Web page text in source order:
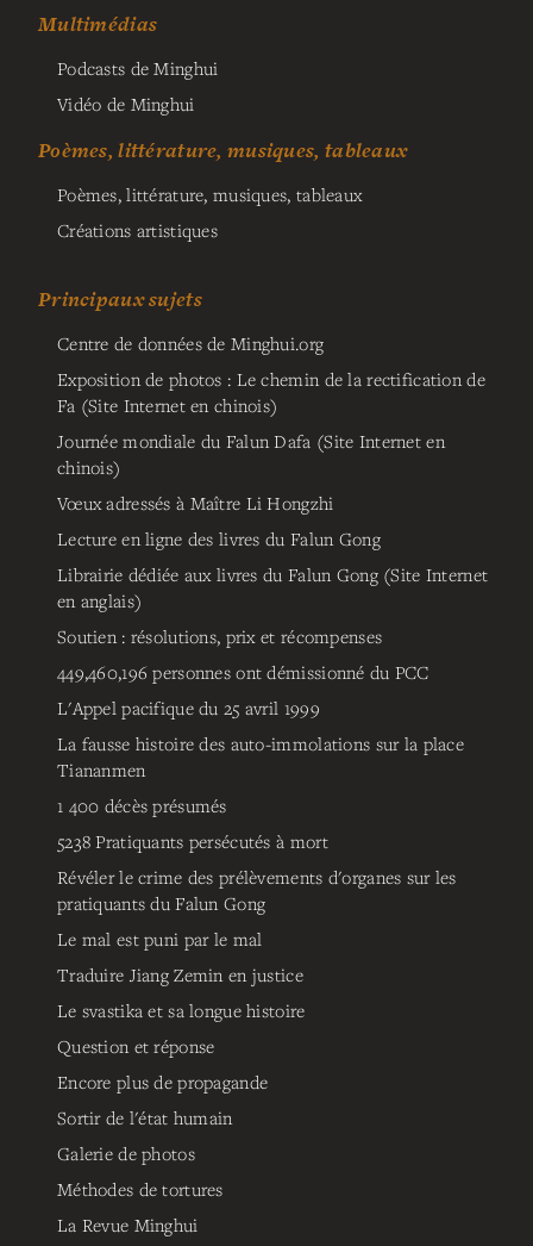
Multimédias
Podcasts de Minghui
Vidéo de Minghui
Poèmes, littérature, musiques, tableaux
Poèmes, littérature, musiques, tableaux
Créations artistiques
Principaux sujets
Centre de données de Minghui.org
Exposition de photos : Le chemin de la rectification de
Fa (Site Internet en chinois)
Journée mondiale du Falun Dafa (Site Internet en
chinois)
Vœux adressés à Maître Li Hongzhi
Lecture en ligne des livres du Falun Gong
Librairie dédiée aux livres du Falun Gong (Site Internet
en anglais)
Soutien : résolutions, prix et récompenses
449,460,196 personnes ont démissionné du PCC
L'Appel pacifique du 25 avril 1999
La fausse histoire des auto-immolations sur la place
Tiananmen
1 400 décès présumés
5238 Pratiquants persécutés à mort
Révéler le crime des prélèvements d'organes sur les
pratiquants du Falun Gong
Le mal est puni par le mal
Traduire Jiang Zemin en justice
Le svastika et sa longue histoire
Question et réponse
Encore plus de propagande
Sortir de l'état humain
Galerie de photos
Méthodes de tortures
La Revue Minghui